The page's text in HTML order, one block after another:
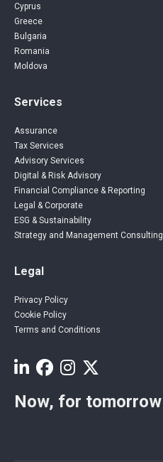
Cyprus
Greece
Bulgaria
Romania
Moldova
Services
Assurance
Tax Services
Advisory Services
Digital & Risk Advisory
Financial Compliance & Reporting
Legal & Corporate
ESG & Sustainability
Strategy and Management Consulting
Legal
Privacy Policy
Cookie Policy
Terms and Conditions
Now, for tomorrow